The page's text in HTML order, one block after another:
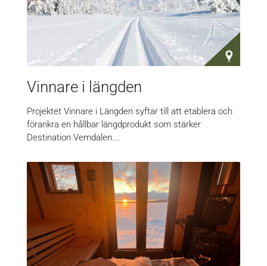
Vinnare i längden
Projektet Vinnare i Längden syftar till att etablera och
förankra en hållbar längdprodukt som stärker
Destination Vemdalen.…